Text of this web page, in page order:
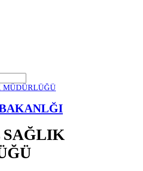
SAĞLIK